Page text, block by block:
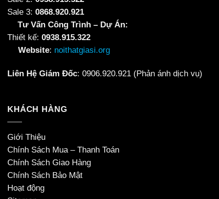
Sale 3: 0868.920.921
Tư Vấn Công Trình – Dự Án:
Thiết kế: 0938.915.322
Website: noithatgiasi.org
Liên Hệ Giám Đốc: 0906.920.921 (Phản ánh dịch vụ)
KHÁCH HÀNG
Giới Thiệu
Chính Sách Mua – Thanh Toán
Chính Sách Giao Hàng
Chính Sách Bảo Mật
Hoạt động